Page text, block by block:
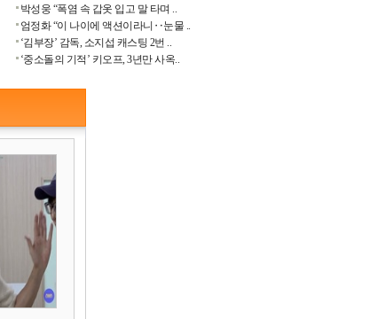
박성웅 “폭염 속 갑옷 입고 말 타며 ..
엄정화 “이 나이에 액션이라니‥눈물 ..
‘김부장’ 감독, 소지섭 캐스팅 2번 ..
‘중소돌의 기적’ 키오프, 3년만 사옥..